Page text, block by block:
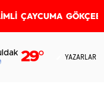
ÇAYCUMA
29° YAZARLAR